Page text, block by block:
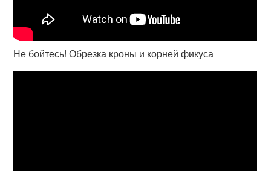
Не бойтесь! Обрезка кроны и корней фикуса